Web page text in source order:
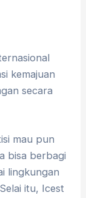
kemajuan
secara
mau pun
bisa berbagi
lingkungan
itu, Icest